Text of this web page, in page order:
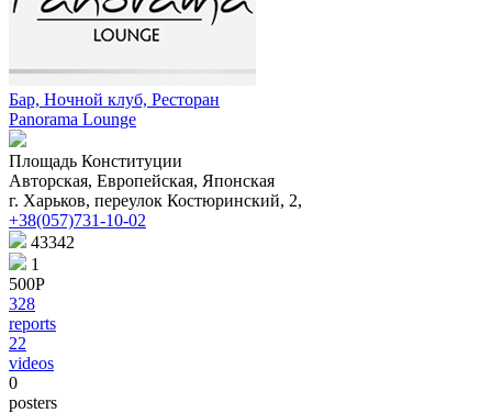
Бар, Ночной клуб, Ресторан
Panorama Lounge
Площадь Конституции
Авторская, Европейская, Японская
г. Харьков, переулок Костюринский, 2,
+38(057)731-10-02
43342
1
500Р
328
reports
22
videos
0
posters